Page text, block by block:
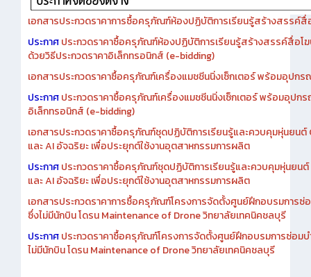
เอกสารประกวดราคาการซื้อครุภัณฑ์ห้องปฏิบัติการเรียนรู้สร้างสรรค์
ประกาศ ประกวดราคาซื้อครุภัณฑ์ห้องปฏิบัติการเรียนรู้สร้างสรรค์สื่อโ
ด้วยวิธีประกวดราคาอิเล็กทรอนิกส์ (e-bidding)
เอกสารประกวดราคาซื้อครุภัณฑ์เครื่องแมชชีนนิ่งเซ็กเตอร์ พร้อมอุปก
ประกาศประกวดราคาซื้อครุภัณฑ์เครื่องแมชชีนนิ่งเซ็กเตอร์ พร้อมอุปก
อิเล็กทรอนิกส์ (e-bidding)
เอกสารประกวดราคาซื้อครุภัณฑ์ชุดปฏิบัติการเรียนรู้และควบคุมหุ่นยน
และ AI อัจฉริยะ เพื่อประยุกต์ใช้งานอุตสาหกรรมการผลิต
ประกาศประกวดราคาซื้อครุภัณฑ์ชุดปฏิบัติการเรียนรู้และควบคุมหุ่นยน
และ AI อัจฉริยะ เพื่อประยุกต์ใช้งานอุตสาหกรรมการผลิต
เอกสารประกวดราคาการซื้อครุภัณฑ์โครงการจัดตั้งศูนย์ฝึกอบรมการซ่
ซึ่งไม่มีนักบิน โดรน Maintenance of Drone วิทยาลัยเทคนิคชลบุรี
ประกาศประกวดราคาซื้อครุภัณฑ์โครงการจัดตั้งศูนย์ฝึกอบรมการซ่อมบ